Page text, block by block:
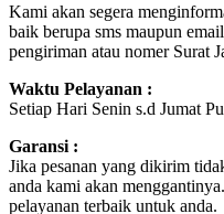
Kami akan segera
baik berupa sms maupun
pengiriman atau nomer Surat
Waktu Pelayanan :
Setiap Hari Senin s.d Jumat
Garansi :
Jika pesanan yang dikirim
anda kami akan
pelayanan terbaik untuk anda.